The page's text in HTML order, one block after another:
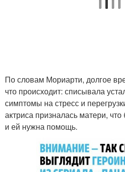
По словам Мориарти, долгое
что происходит: списывала
симптомы на стресс и
актриса призналась матери,
и ей нужна помощь.